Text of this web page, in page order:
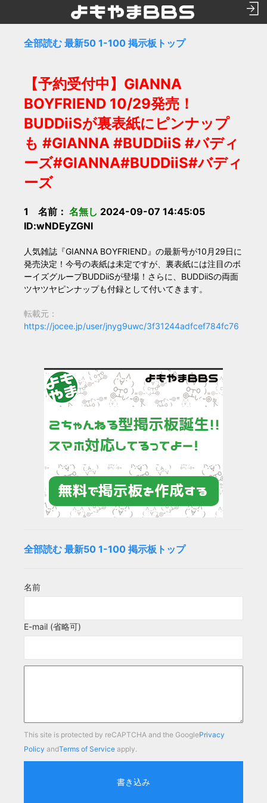
全部読む 最新50 1-100 掲示板トップ
【予約受付中】GIANNA
BOYFRIEND 10/29発売！
BUDDiiSが裏表紙にピンナップ
も #GIANNA #BUDDiiS #バディ
ーズ#GIANNA#BUDDiiS#バディ
ーズ
1 名前： 名無し 2024-09-07 14:45:05
ID:wNDEyZGNl
人気雑誌『GIANNA BOYFRIEND』の最新号が10月29日に
発売決定！今号の表紙は未定ですが、裏表紙には注目のボ
ーイズグループBUDDiiSが登場！さらに、BUDDiiSの両面
ツヤツヤピンナップも付録として付いてきます。
転載元：
https://jocee.jp/user/jnyg9uwc/3f31244adfcef784fc76
全部読む 最新50 1-100 掲示板トップ
名前
E-mail (省略可)
This site is protected by reCAPTCHA and the GooglePrivacy
Policy andTerms of Service apply.
書き込み